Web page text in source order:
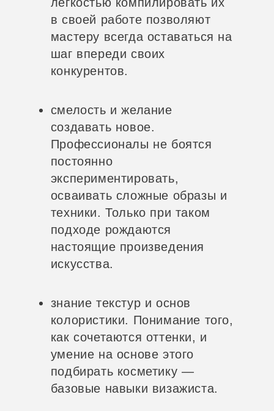
в своей работе позволяют
мастеру всегда оставаться на
шаг впереди своих
конкурентов.
смелость и желание
создавать новое.
Профессионалы не боятся
постоянно
экспериментировать,
осваивать сложные образы и
техники. Только при таком
подходе рождаются
настоящие произведения
искусства.
знание текстур и основ
колористики. Понимание того,
как сочетаются оттенки, и
умение на основе этого
подбирать косметику —
базовые навыки визажиста.